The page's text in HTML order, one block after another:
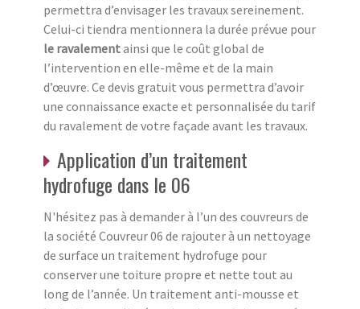
permettra d’envisager les travaux sereinement.
Celui-ci tiendra mentionnera la durée prévue pour
le ravalementainsi que le coût global de
l’intervention en elle-même et de la main
d’œuvre. Ce devis gratuit vous permettra d’avoir
une connaissance exacte et personnalisée du tarif
du ravalement de votre façade avant les travaux.
Application d’un traitement
hydrofuge dans le 06
N'hésitez pas à demander à l’un des couvreurs de
la société Couvreur 06 de rajouter à un nettoyage
de surface un traitement hydrofuge pour
conserver une toiture propre et nette tout au
long de l’année. Un traitement anti-mousse et